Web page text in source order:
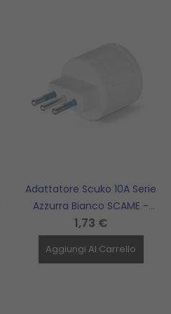
Adattatore Scuko 10A Serie
Azzurra Bianco SCAME -
144.441
1,73 €
Aggiungi Al Carrello